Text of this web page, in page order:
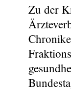
Zu der